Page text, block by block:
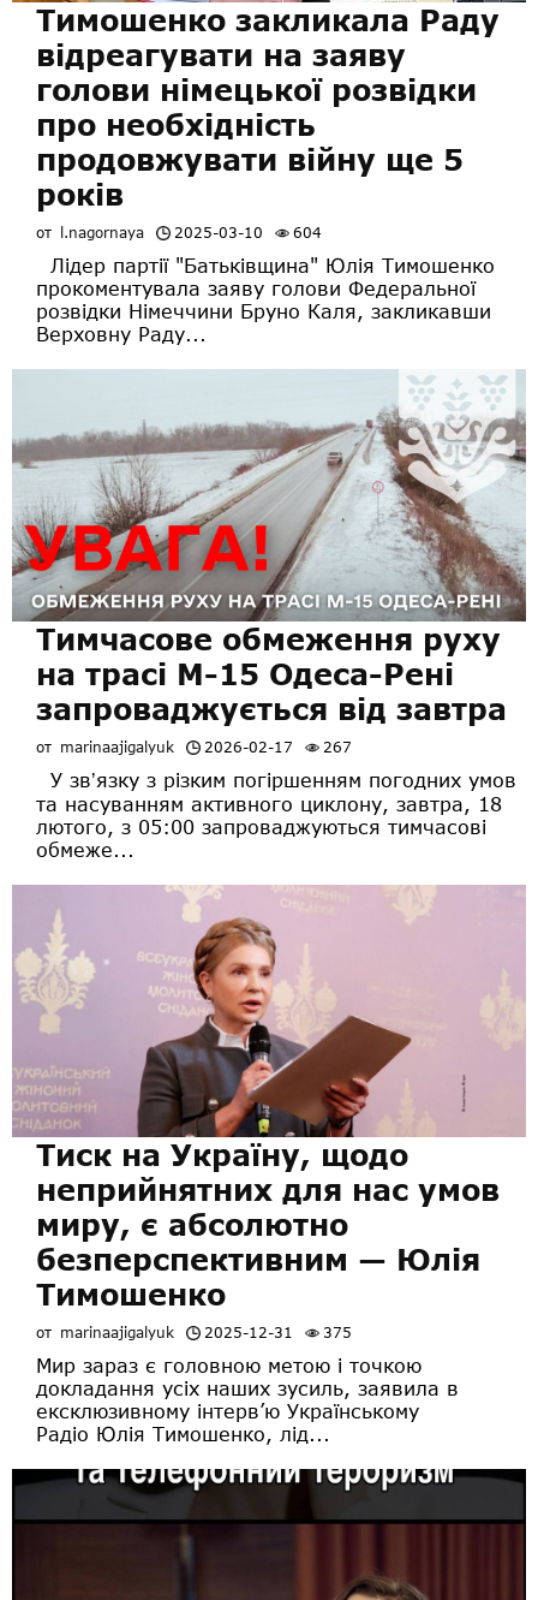
Тимошенко закликала Раду
відреагувати на заяву
голови німецької розвідки
про необхідність
продовжувати війну ще 5
років
от l.nagornaya 2025-03-10 604
Лідер партії "Батьківщина" Юлія Тимошенко
прокоментувала заяву голови Федеральної
розвідки Німеччини Бруно Каля, закликавши
Верховну Раду...
Тимчасове обмеження руху
на трасі М-15 Одеса-Рені
запроваджується від завтра
от marinaajigalyuk 2026-02-17 267
У звʼязку з різким погіршенням погодних умов
та насуванням активного циклону, завтра, 18
лютого, з 05:00 запроваджуються тимчасові
обмеже...
Тиск на Україну, щодо
неприйнятних для нас умов
миру, є абсолютно
безперспективним — Юлія
Тимошенко
от marinaajigalyuk 2025-12-31 375
Мир зараз є головною метою і точкою
докладання усіх наших зусиль, заявила в
ексклюзивному інтерв’ю Українському
Радіо Юлія Тимошенко, лід...